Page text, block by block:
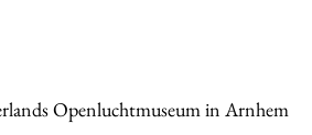
Openluchtmuseum in Arnhem